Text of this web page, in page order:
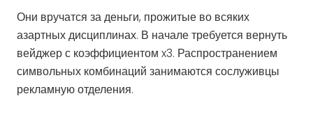
Они вручатся за деньги, прожитые во всяких
азартных дисциплинах. В начале требуется вернуть
вейджер с коэффициентом x3. Распространением
символьных комбинаций занимаются сослуживцы
рекламную отделения.